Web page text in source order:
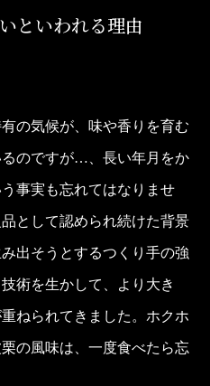
といわれる理由
の気候が、味や香りを育む
のですが…、長い年月をか
事実も忘れてはなりませ
として認められ続けた背景
出そうとするつくり手の強
術を生かして、より大き
ねられてきました。ホクホ
の風味は、一度食べたら忘